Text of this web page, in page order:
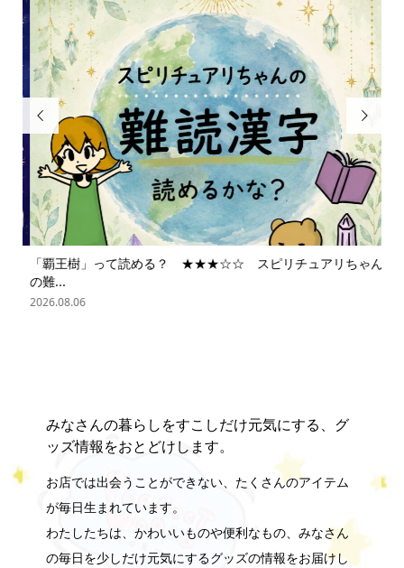

「覇王樹」って読める？ ★★★☆☆ スピリチュアリちゃん
の難...
2026.08.06

みなさんの暮らしをすこしだけ元気にする、グ
ッズ情報をおとどけします。
お店では出会うことができない、たくさんのアイテム
が毎日生まれています。
わたしたちは、かわいいものや便利なもの、みなさん
の毎日を少しだけ元気にするグッズの情報をお届けし